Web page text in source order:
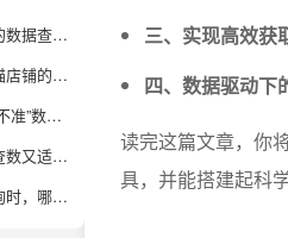
为什么天猫店铺的数据查询总是找不到、查不准、耗时长？根本原因是什么？
如何高效获取天猫店铺的核心数据？有没有实用的工具和方法推荐？
天猫店铺常见“查不准”数据的原因有哪些？如何避免数据误差和口径混乱？
有没有既能高效查数又适合团队协作的天猫数据分析解决方案？
天猫店铺数据查询时，哪些核心指标最值得重点关注？怎么结合业务场景分析？
三、实现高效获
四、数据驱动下
读完这篇文章，你
具，并能搭建起科